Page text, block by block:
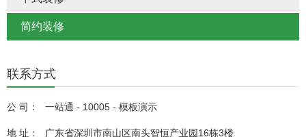
简约装修
联系方式
公 司： 一站通 - 10005 - 模板演示
地 址： 广东省深圳市南山区南头智恒产业园16栋3楼